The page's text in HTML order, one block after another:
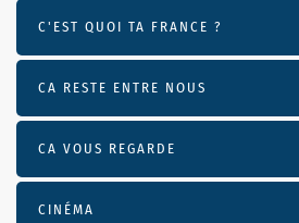
C'EST QUOI TA FRANCE ?
CA RESTE ENTRE NOUS
CA VOUS REGARDE
CINÉMA